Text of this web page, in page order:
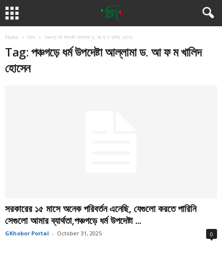
Home ট্যাগ পঞ্চগড়ে ধর্ম উপদেষ্টা আল্লামা ড. আ ফ ম খালিদ হোসেন
Tag: পঞ্চগড়ে ধর্ম উপদেষ্টা আল্লামা ড. আ ফ ম খালিদ
হোসেন
সরকারের ১৫ মাসে অনেক পরিবর্তন এনেছি, যেগুলো করতে পারিনি
সেগুলো আমার ব্যার্থতা,পঞ্চগড়ে ধর্ম উপদেষ্টা ...
GKhobor Portal - October 31, 2025 0